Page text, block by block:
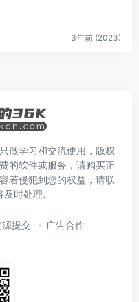
3年前 (2023)
做学习和交流使用，版权
的软件或服务，请购买正
若侵犯到您的权益，请联
时处理。
源提交 广告合作